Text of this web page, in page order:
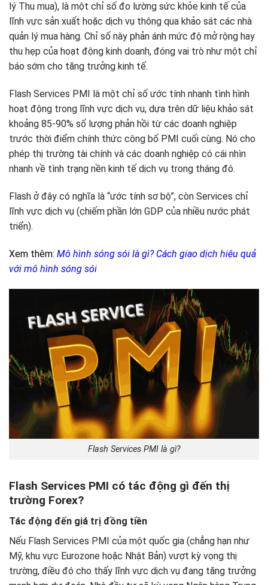
lý Thu mua), là một chỉ số đo lường sức khỏe kinh tế của
lĩnh vực sản xuất hoặc dịch vụ thông qua khảo sát các nhà
quản lý mua hàng. Chỉ số này phản ánh mức độ mở rộng hay
thu hẹp của hoạt động kinh doanh, đóng vai trò như một chỉ
báo sớm cho tăng trưởng kinh tế.
Flash Services PMI là một chỉ số ước tính nhanh tình hình
hoạt động trong lĩnh vực dịch vụ, dựa trên dữ liệu khảo sát
khoảng 85-90% số lượng phản hồi từ các doanh nghiệp
trước thời điểm chính thức công bố PMI cuối cùng. Nó cho
phép thị trường tài chính và các doanh nghiệp có cái nhìn
nhanh về tình trạng nền kinh tế dịch vụ trong tháng đó.
Flash ở đây có nghĩa là “ước tính sơ bộ”, còn Services chỉ
lĩnh vực dịch vụ (chiếm phần lớn GDP của nhiều nước phát
triển).
Xem thêm: Mô hình sóng sói là gì? Cách giao dịch hiệu quả
với mô hình sóng sói
Flash Services PMI là gì?
Flash Services PMI có tác động gì đến thị
trường Forex?
Tác động đến giá trị đồng tiền
Nếu Flash Services PMI của một quốc gia (chẳng hạn như
Mỹ, khu vực Eurozone hoặc Nhật Bản) vượt kỳ vọng thị
trường, điều đó cho thấy lĩnh vực dịch vụ đang tăng trưởng